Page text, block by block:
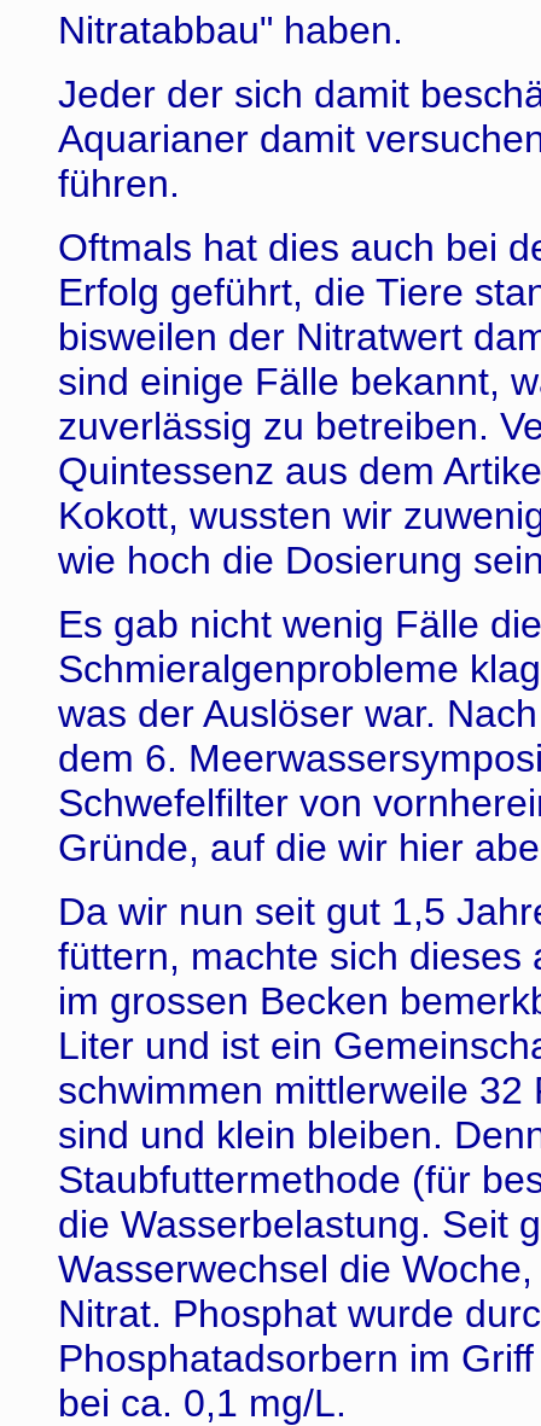
Nitratabbau" haben.
Jeder der sich damit
Aquarianer damit
führen.
Oftmals hat dies auch bei
Erfolg geführt, die Tiere
bisweilen der Nitratwert
sind einige Fälle bekannt,
zuverlässig zu betreiben.
Quintessenz aus dem
Kokott, wussten wir
wie hoch die Dosierung
Es gab nicht wenig Fälle
Schmieralgenprobleme
was der Auslöser war.
dem 6.
Schwefelfilter von
Gründe, auf die wir hier
Da wir nun seit gut 1,5
füttern, machte sich dieses
im grossen Becken
Liter und ist ein
schwimmen mittlerweile
sind und klein bleiben.
Staubfuttermethode (für
die Wasserbelastung. Seit
Wasserwechsel die
Nitrat. Phosphat wurde
Phosphatadsorbern im
bei ca. 0,1 mg/L.